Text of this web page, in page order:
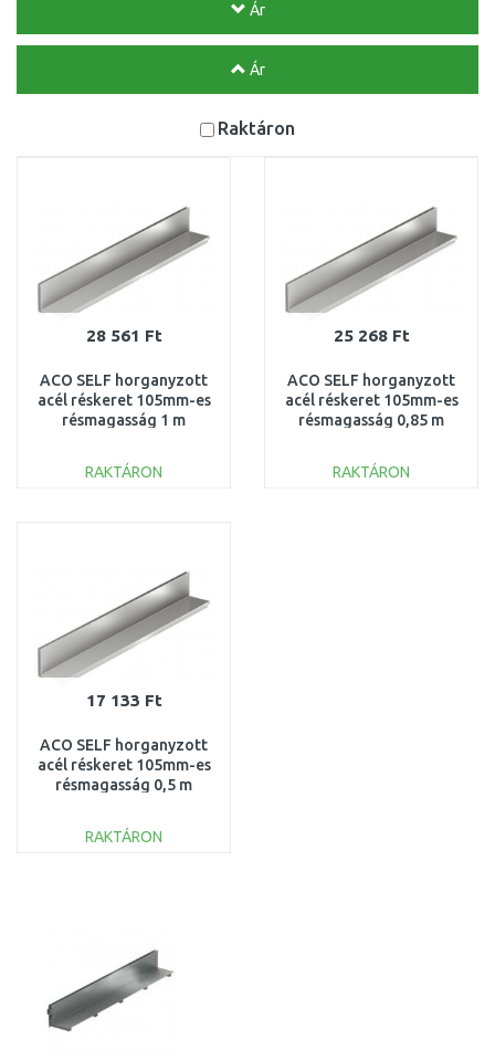
Ár
Ár
Raktáron
28 561 Ft
ACO SELF horganyzott
acél réskeret 105mm-es
résmagasság 1 m
RAKTÁRON
25 268 Ft
ACO SELF horganyzott
acél réskeret 105mm-es
résmagasság 0,85 m
RAKTÁRON
17 133 Ft
ACO SELF horganyzott
acél réskeret 105mm-es
résmagasság 0,5 m
RAKTÁRON